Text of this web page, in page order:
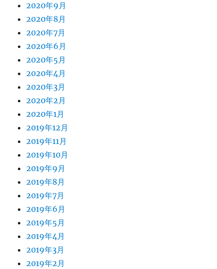
2020年9月
2020年8月
2020年7月
2020年6月
2020年5月
2020年4月
2020年3月
2020年2月
2020年1月
2019年12月
2019年11月
2019年10月
2019年9月
2019年8月
2019年7月
2019年6月
2019年5月
2019年4月
2019年3月
2019年2月